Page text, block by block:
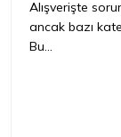
Alışverişte
ancak bazı
Bu...